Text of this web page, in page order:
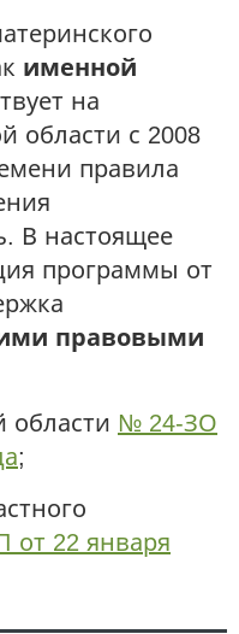
именной
на
области с 2008
правила
В настоящее
программы от
правовыми
области № 24-ЗО
;
от 22 января